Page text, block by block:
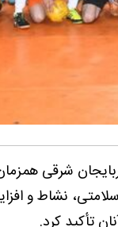
شرقی
سلامتی، نشاط و